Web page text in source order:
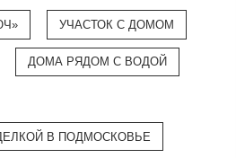
УЧАСТОК С ДОМОМ
ДОМА РЯДОМ С ВОДОЙ
В ПОДМОСКОВЬЕ